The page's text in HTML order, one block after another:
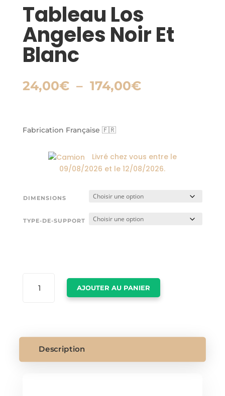
Tableau Los
Angeles Noir Et
Blanc
24,00€ – 174,00€Plage
Fabrication Française 🇫🇷
Livré chez vous entre le
09/08/2026 et le12/08/2026.
DIMENSIONS
TYPE-DE-SUPPORT
NOIR
AJOUTER AU PANIER
Description